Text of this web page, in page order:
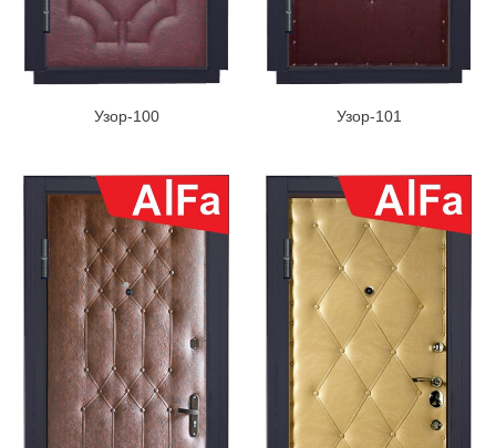
Узор-100 Узор-101